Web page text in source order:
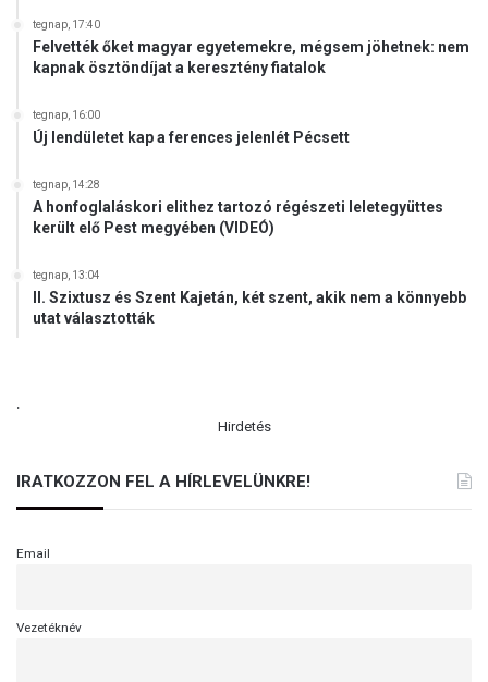
tegnap, 17:40
Felvették őket magyar egyetemekre, mégsem jöhetnek: nem
kapnak ösztöndíjat a keresztény fiatalok
tegnap, 16:00
Új lendületet kap a ferences jelenlét Pécsett
tegnap, 14:28
A honfoglaláskori elithez tartozó régészeti leletegyüttes
került elő Pest megyében (VIDEÓ)
tegnap, 13:04
II. Szixtusz és Szent Kajetán, két szent, akik nem a könnyebb
utat választották
.
Hirdetés
IRATKOZZON FEL A HÍRLEVELÜNKRE!
Email
Vezetéknév